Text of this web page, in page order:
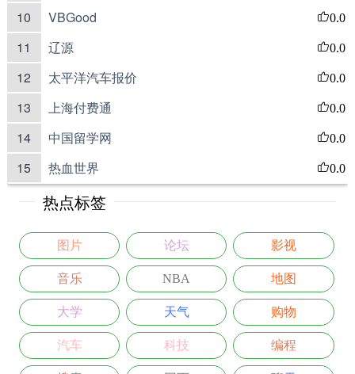
10 VBGood 0.0
11 辽源 0.0
12 太平洋汽车报价 0.0
13 上海付费通 0.0
14 中国留学网 0.0
15 热血世界 0.0
热点标签
图片 论坛 影视
音乐 NBA 地图
大学 天气 购物
汽车 科技 编程